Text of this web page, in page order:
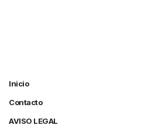
Inicio
Contacto
AVISO LEGAL